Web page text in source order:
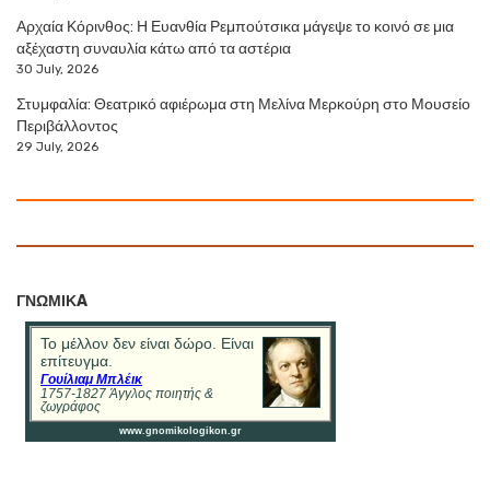
Αρχαία Κόρινθος: Η Ευανθία Ρεμπούτσικα μάγεψε το κοινό σε μια
αξέχαστη συναυλία κάτω από τα αστέρια
30 July, 2026
Στυμφαλία: Θεατρικό αφιέρωμα στη Μελίνα Μερκούρη στο Μουσείο
Περιβάλλοντος
29 July, 2026
ΓΝΩΜΙΚA